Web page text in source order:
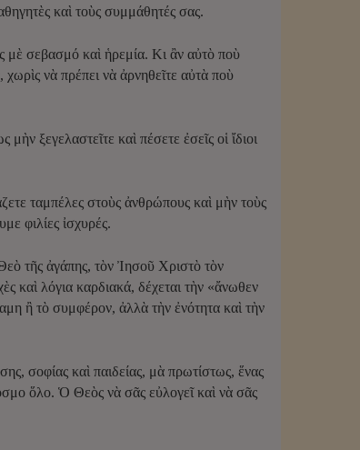
καὶ τοὺς συμμάθητές σας.
μὲ σεβασμό καὶ ἡρεμία. Κι ἂν αὐτὸ ποὺ
νὰ πρέπει νὰ ἀρνηθεῖτε αὐτὰ ποὺ
ξεγελαστεῖτε καὶ πέσετε ἐσεῖς οἱ ἴδιοι
ταμπέλες στοὺς ἀνθρώπους καὶ μὴν τοὺς
φιλίες ἰσχυρές.
τῆς ἀγάπης, τὸν Ἰησοῦ Χριστὸ τὸν
καὶ λόγια καρδιακά, δέχεται τὴν «ἄνωθεν
ἢ τὸ συμφέρον, ἀλλὰ τὴν ἐνότητα καὶ τὴν
σοφίας καὶ παιδείας, μὰ πρωτίστως, ἕνας
ὅλο. Ὁ Θεὸς νὰ σᾶς εὐλογεῖ καὶ νὰ σᾶς